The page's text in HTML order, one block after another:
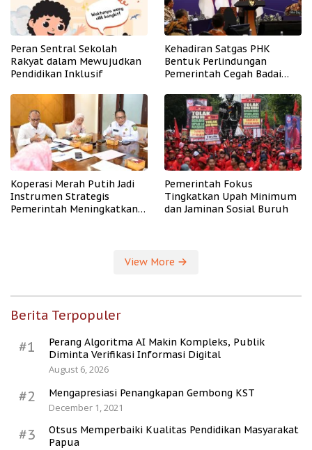
Peran Sentral Sekolah
Rakyat dalam Mewujudkan
Pendidikan Inklusif
Kehadiran Satgas PHK
Bentuk Perlindungan
Pemerintah Cegah Badai
Koperasi Merah Putih Jadi
Instrumen Strategis
Pemerintah Meningkatkan
Pemerintah Fokus
Tingkatkan Upah Minimum
dan Jaminan Sosial Buruh
View More
Berita Terpopuler
#1
Perang Algoritma AI Makin Kompleks, Publik
Diminta Verifikasi Informasi Digital
August 6, 2026
#2
Mengapresiasi Penangkapan Gembong KST
December 1, 2021
#3
Otsus Memperbaiki Kualitas Pendidikan Masyarakat
Papua